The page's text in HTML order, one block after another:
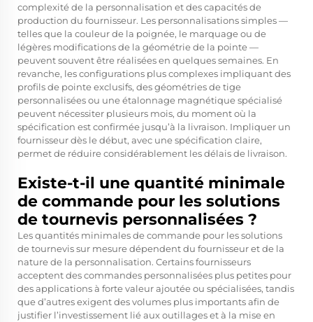
complexité de la personnalisation et des capacités de
production du fournisseur. Les personnalisations simples —
telles que la couleur de la poignée, le marquage ou de
légères modifications de la géométrie de la pointe —
peuvent souvent être réalisées en quelques semaines. En
revanche, les configurations plus complexes impliquant des
profils de pointe exclusifs, des géométries de tige
personnalisées ou une étalonnage magnétique spécialisé
peuvent nécessiter plusieurs mois, du moment où la
spécification est confirmée jusqu’à la livraison. Impliquer un
fournisseur dès le début, avec une spécification claire,
permet de réduire considérablement les délais de livraison.
Existe-t-il une quantité minimale
de commande pour les solutions
de tournevis personnalisées ?
Les quantités minimales de commande pour les solutions
de tournevis sur mesure dépendent du fournisseur et de la
nature de la personnalisation. Certains fournisseurs
acceptent des commandes personnalisées plus petites pour
des applications à forte valeur ajoutée ou spécialisées, tandis
que d’autres exigent des volumes plus importants afin de
justifier l’investissement lié aux outillages et à la mise en